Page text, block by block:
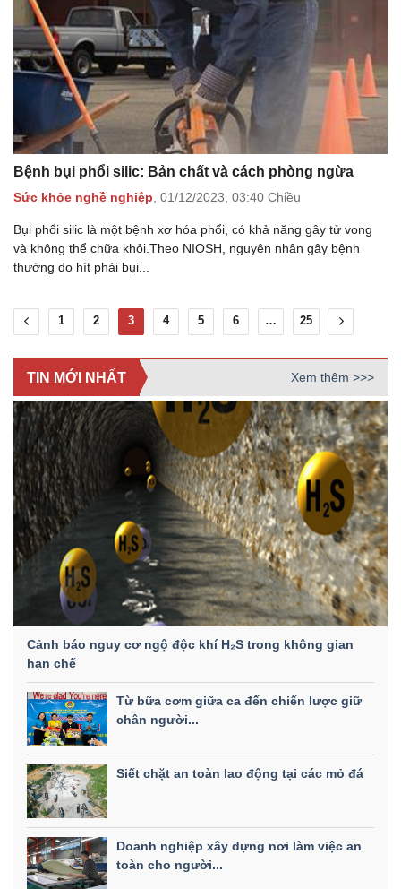
Bệnh bụi phổi silic: Bản chất và cách phòng ngừa
Sức khỏe nghề nghiệp, 01/12/2023, 03:40 Chiều
Bụi phổi silic là một bệnh xơ hóa phổi, có khả năng gây tử vong
và không thể chữa khỏi.Theo NIOSH, nguyên nhân gây bệnh
thường do hít phải bụi...
1 2 3 4 5 6 … 25
TIN MỚI NHẤT Xem thêm >>>
Cảnh báo nguy cơ ngộ độc khí H₂S trong không gian
hạn chế
Từ bữa cơm giữa ca đến chiến lược giữ
chân người...
Siết chặt an toàn lao động tại các mỏ đá
Doanh nghiệp xây dựng nơi làm việc an
toàn cho người...